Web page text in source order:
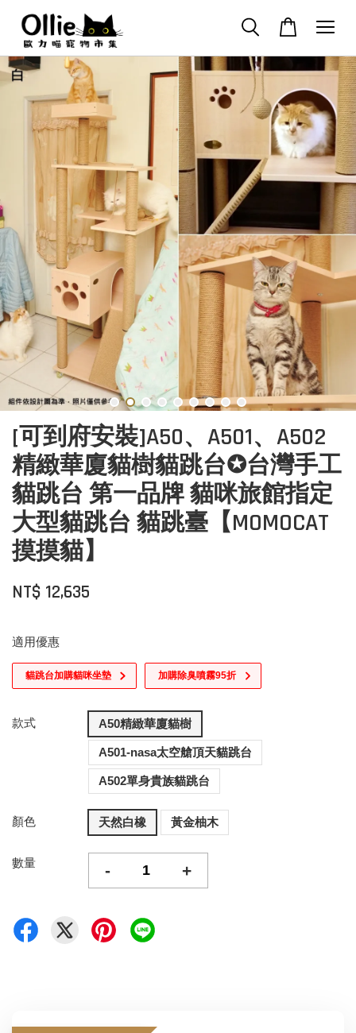
[可到府安裝]A50、A501、A502
精緻華廈貓樹貓跳台✪台灣手工
貓跳台 第一品牌 貓咪旅館指定
大型貓跳台 貓跳臺【MOMOCAT
摸摸貓】
NT$ 12,635
適用優惠
貓跳台加購貓咪坐墊 加購除臭噴霧95折
款式 A50精緻華廈貓樹
A501-nasa太空艙頂天貓跳台
A502單身貴族貓跳台
顏色 天然白橡 黃金柚木
數量 - +